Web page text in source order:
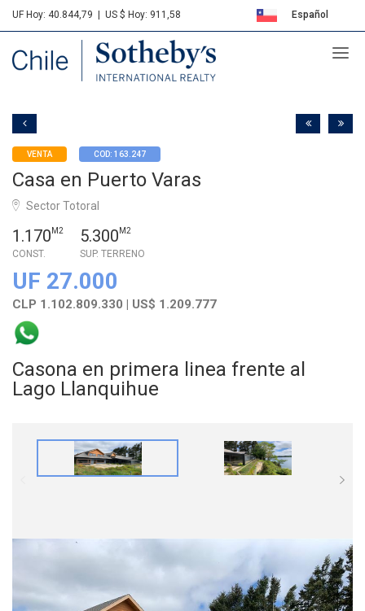
UF Hoy: 40.844,79 US $ Hoy: 911,58 Español
Sotheby's
VENTA COD: 163.247
Casa en Puerto Varas
Sector Totoral
1.170 M2
CONST.
5.300 M2
SUP. TERRENO
UF 27.000
CLP 1.102.809.330 | US$ 1.209.777
Casona en primera linea frente al
Lago Llanquihue